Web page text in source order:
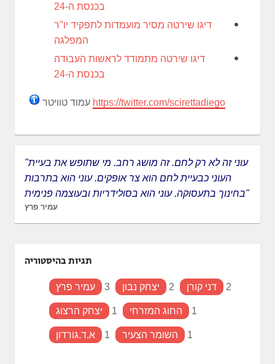
בכנסת ה-24
דיגו שירטה מסיר מועמדות לתפקיד יו"ר
המפלגה
דיגו שירטה מתמודד לראשות העבודה
בכנסת ה-24
https://twitter.com/scirettadiego
"עוני זה לא רק לחם. זה מושג רחב. מי שתופש את בעיית
העוני כבעיית לחם הוא צר אופקים. עוני הוא בתרבות
בחינוך בתעסוקה. עוני הוא בסולידריות ובעוצמה פנימית"
עמיר פרץ
תגיות בהיסטוריה
עמיר פרץ 3 יצחק נבון 2 דני קורן 2
יצחק הרצוג 1 החוג המזרחי 1
א.ד.גורדון 1 השומר הצעיר 1